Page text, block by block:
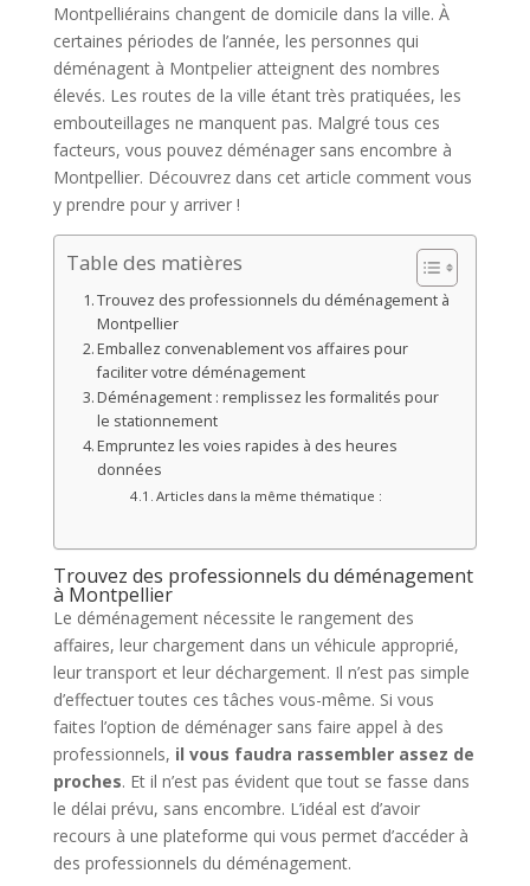
Montpelliérains changent de domicile dans la ville. À
certaines périodes de l’année, les personnes qui
déménagent à Montpelier atteignent des nombres
élevés. Les routes de la ville étant très pratiquées, les
embouteillages ne manquent pas. Malgré tous ces
facteurs, vous pouvez déménager sans encombre à
Montpellier. Découvrez dans cet article comment vous
y prendre pour y arriver !
Table des matières
Trouvez des professionnels du déménagement à
Montpellier
Emballez convenablement vos affaires pour
faciliter votre déménagement
Déménagement : remplissez les formalités pour
le stationnement
Empruntez les voies rapides à des heures
données
Articles dans la même thématique :
Trouvez des professionnels du déménagement
à Montpellier
Le déménagement nécessite le rangement des
affaires, leur chargement dans un véhicule approprié,
leur transport et leur déchargement. Il n’est pas simple
d’effectuer toutes ces tâches vous-même. Si vous
faites l’option de déménager sans faire appel à des
professionnels, il vous faudra rassembler assez de
proches. Et il n’est pas évident que tout se fasse dans
le délai prévu, sans encombre. L’idéal est d’avoir
recours à une plateforme qui vous permet d’accéder à
des professionnels du déménagement.